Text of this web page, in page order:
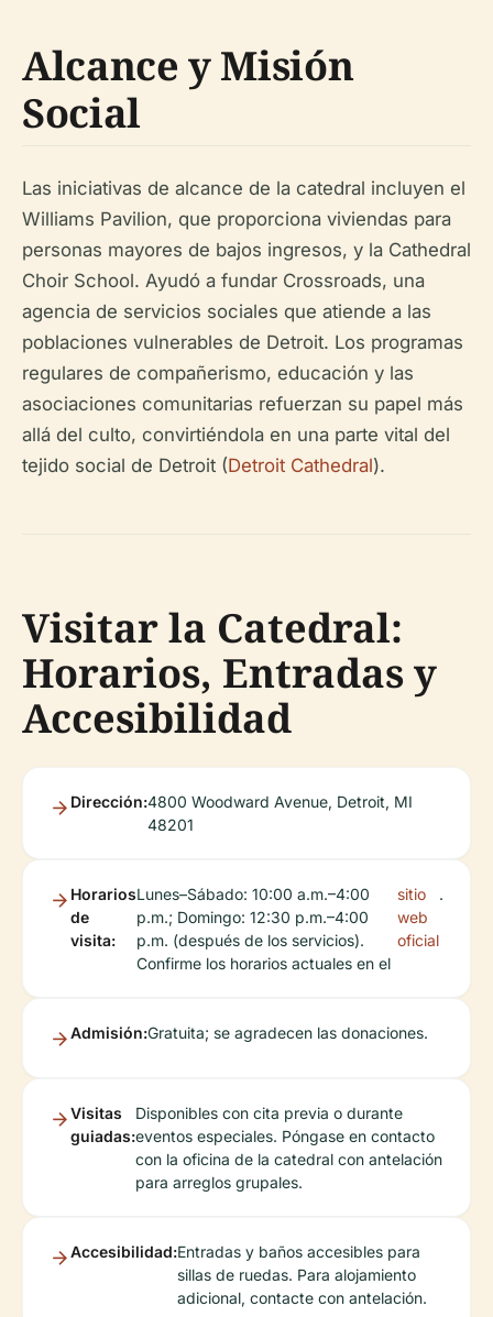
Alcance y Misión
Social
Las iniciativas de alcance de la catedral incluyen el
Williams Pavilion, que proporciona viviendas para
personas mayores de bajos ingresos, y la Cathedral
Choir School. Ayudó a fundar Crossroads, una
agencia de servicios sociales que atiende a las
poblaciones vulnerables de Detroit. Los programas
regulares de compañerismo, educación y las
asociaciones comunitarias refuerzan su papel más
allá del culto, convirtiéndola en una parte vital del
tejido social de Detroit (Detroit Cathedral).
Visitar la Catedral:
Horarios, Entradas y
Accesibilidad
Dirección:4800 Woodward Avenue, Detroit, MI
48201
Horarios
de
visita:
Lunes–Sábado: 10:00 a.m.–4:00
p.m.; Domingo: 12:30 p.m.–4:00
p.m. (después de los servicios).
Confirme los horarios actuales en el
sitio
web
oficial
.
Admisión:Gratuita; se agradecen las donaciones.
Visitas
guiadas:
Disponibles con cita previa o durante
eventos especiales. Póngase en contacto
con la oficina de la catedral con antelación
para arreglos grupales.
Accesibilidad:Entradas y baños accesibles para
sillas de ruedas. Para alojamiento
adicional, contacte con antelación.